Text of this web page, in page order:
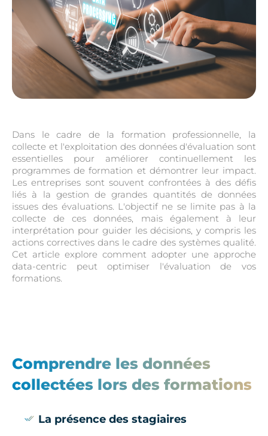
Dans le cadre de la formation professionnelle, la
collecte et l'exploitation des données d'évaluation sont
essentielles pour améliorer continuellement les
programmes de formation et démontrer leur impact.
Les entreprises sont souvent confrontées à des défis
liés à la gestion de grandes quantités de données
issues des évaluations. L'objectif ne se limite pas à la
collecte de ces données, mais également à leur
interprétation pour guider les décisions, y compris les
actions correctives dans le cadre des systèmes qualité.
Cet article explore comment adopter une approche
data-centric peut optimiser l'évaluation de vos
formations.
Comprendre les données
collectées lors des formations
La présence des stagiaires